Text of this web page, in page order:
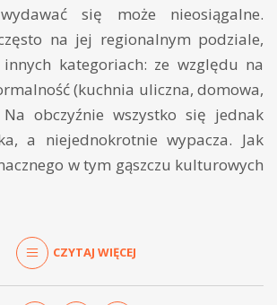
się może nieosiągalne.
na jej regionalnym podziale,
kategoriach: ze względu na
(kuchnia uliczna, domowa,
Na obczyźnie wszystko się jednak
a niejednokrotnie wypacza. Jak
w tym gąszczu kulturowych
CZYTAJ WIĘCEJ